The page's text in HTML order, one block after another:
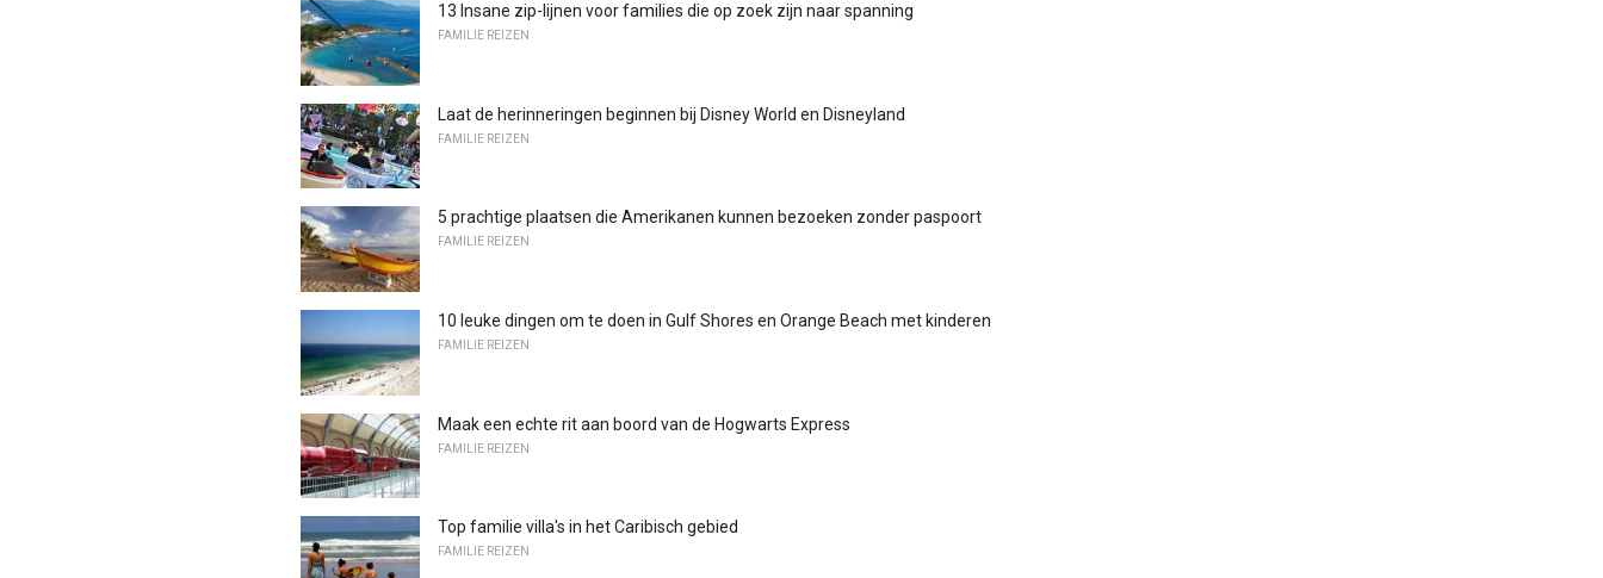
13 Insane zip-lijnen voor families die op zoek zijn naar spanning
FAMILIE REIZEN
Laat de herinneringen beginnen bij Disney World en Disneyland
FAMILIE REIZEN
5 prachtige plaatsen die Amerikanen kunnen bezoeken zonder paspoort
FAMILIE REIZEN
10 leuke dingen om te doen in Gulf Shores en Orange Beach met kinderen
FAMILIE REIZEN
Maak een echte rit aan boord van de Hogwarts Express
FAMILIE REIZEN
Top familie villa's in het Caribisch gebied
FAMILIE REIZEN